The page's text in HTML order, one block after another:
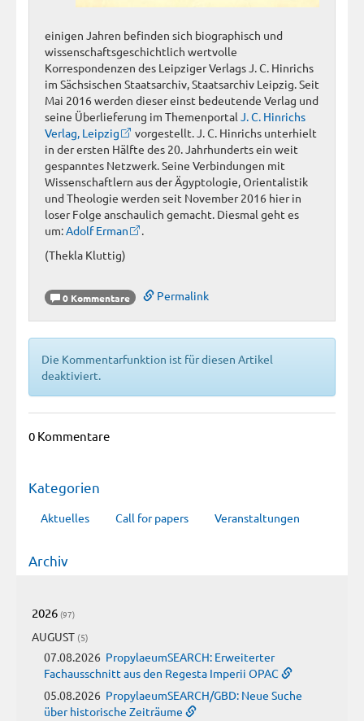
einigen Jahren befinden sich biographisch und
wissenschaftsgeschichtlich wertvolle
Korrespondenzen des Leipziger Verlags J. C. Hinrichs
im Sächsischen Staatsarchiv, Staatsarchiv Leipzig. Seit
Mai 2016 werden dieser einst bedeutende Verlag und
seine Überlieferung im Themenportal J. C. Hinrichs
Verlag, Leipzig
vorgestellt. J. C. Hinrichs unterhielt
in der ersten Hälfte des 20. Jahrhunderts ein weit
gespanntes Netzwerk. Seine Verbindungen mit
Wissenschaftlern aus der Ägyptologie, Orientalistik
und Theologie werden seit November 2016 hier in
loser Folge anschaulich gemacht. Diesmal geht es
um:Adolf Erman
.
(Thekla Kluttig)
0 Kommentare Permalink
Die Kommentarfunktion ist für diesen Artikel
deaktiviert.
0 Kommentare
Kategorien
Aktuelles Call for papers Veranstaltungen
Archiv
2026 (97)
AUGUST (5)
07.08.2026 PropylaeumSEARCH: Erweiterter
Fachausschnitt aus den Regesta Imperii OPAC
05.08.2026 PropylaeumSEARCH/GBD: Neue Suche
über historische Zeiträume